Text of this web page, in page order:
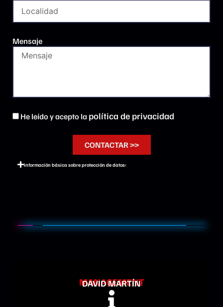
Mensaje
He leído y acepto la política de privacidad
CONTACTAR >>
Información básica sobre protección de datos:
MANAGEMENT
DAVID MARTÍN